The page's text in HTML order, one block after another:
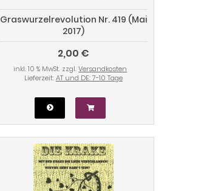
Graswurzelrevolution Nr. 419 (Mai
2017)
2,00 €
inkl. 10 % MwSt. zzgl.Versandkosten
Lieferzeit:AT und DE: 7-10 Tage